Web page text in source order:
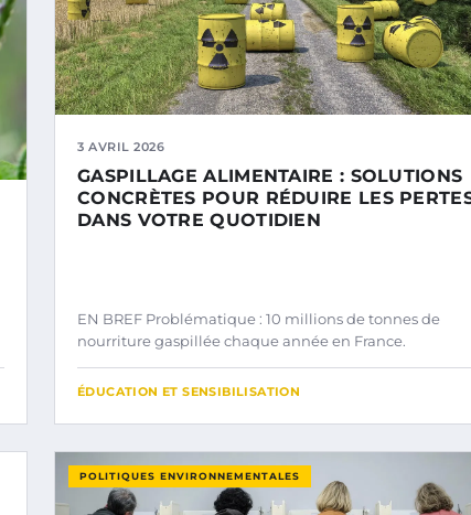
3 AVRIL 2026
GASPILLAGE ALIMENTAIRE : SOLUTIONS
CONCRÈTES POUR RÉDUIRE LES
DANS VOTRE QUOTIDIEN
EN BREF Problématique : 10 millions de tonnes de
nourriture gaspillée chaque année en France.
ÉDUCATION ET SENSIBILISATION
POLITIQUES ENVIRONNEMENTALES